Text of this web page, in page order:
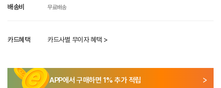
배송비
무료배송
카드혜택 카드사별 무이자 혜택 >
APP에서 구매하면 1% 추가 적립